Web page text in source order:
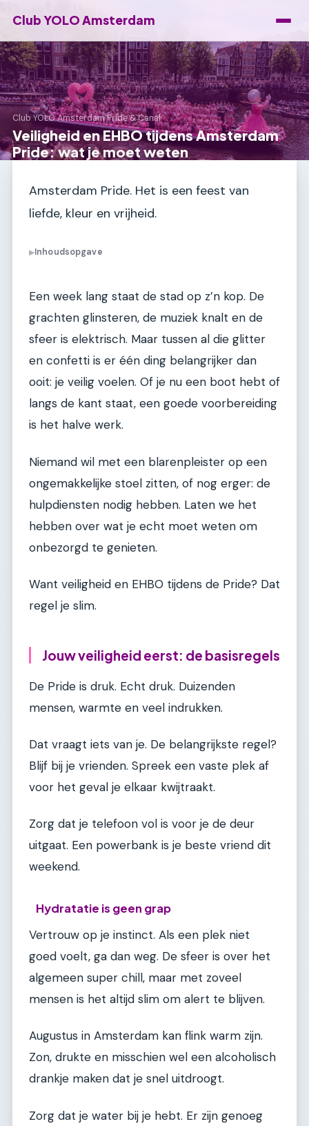
Club YOLO Amsterdam
Club YOLO Amsterdam›Pride & Canal
Veiligheid en EHBO tijdens Amsterdam
Pride: wat je moet weten
Amsterdam Pride. Het is een feest van
liefde, kleur en vrijheid.
▶Inhoudsopgave
Een week lang staat de stad op z’n kop. De
grachten glinsteren, de muziek knalt en de
sfeer is elektrisch. Maar tussen al die glitter
en confetti is er één ding belangrijker dan
ooit: je veilig voelen. Of je nu een boot hebt of
langs de kant staat, een goede voorbereiding
is het halve werk.
Niemand wil met een blarenpleister op een
ongemakkelijke stoel zitten, of nog erger: de
hulpdiensten nodig hebben. Laten we het
hebben over wat je echt moet weten om
onbezorgd te genieten.
Want veiligheid en EHBO tijdens de Pride? Dat
regel je slim.
Jouw veiligheid eerst: de basisregels
De Pride is druk. Echt druk. Duizenden
mensen, warmte en veel indrukken.
Dat vraagt iets van je. De belangrijkste regel?
Blijf bij je vrienden. Spreek een vaste plek af
voor het geval je elkaar kwijtraakt.
Zorg dat je telefoon vol is voor je de deur
uitgaat. Een powerbank is je beste vriend dit
weekend.
Hydratatie is geen grap
Vertrouw op je instinct. Als een plek niet
goed voelt, ga dan weg. De sfeer is over het
algemeen super chill, maar met zoveel
mensen is het altijd slim om alert te blijven.
Augustus in Amsterdam kan flink warm zijn.
Zon, drukte en misschien wel een alcoholisch
drankje maken dat je snel uitdroogt.
Zorg dat je water bij je hebt. Er zijn genoeg